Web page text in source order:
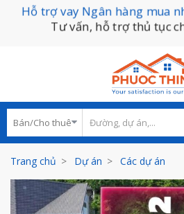
Hỗ trợ vay Ngân hàng mua
Tư vấn, hỗ trợ thủ tục
Trang chủ Dự án Các dự án